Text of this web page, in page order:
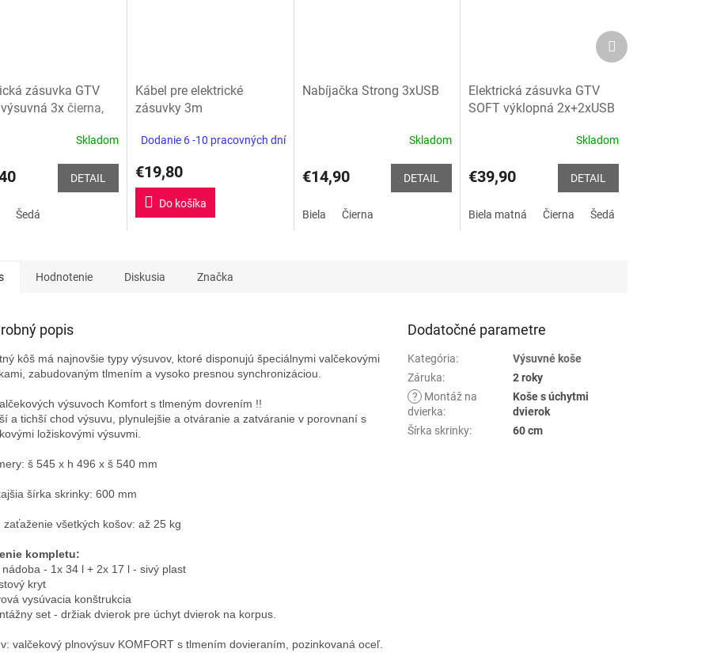
zásuvka GTV
3x čierna,
Skladom
DETAIL
Šedá
Kábel pre elektrické
zásuvky 3m
Dodanie 6 -10 pracovných dní
€19,80
Do košíka
Nabíjačka Strong 3xUSB
produktu
z
Skladom
€14,90 DETAIL
Biela Čierna
Elektrická zásuvka GTV
SOFT výklopná 2x+2xUSB
A+C, biela, šedá, čierna
produktu
z
Skladom
€39,90 DETAIL
Biela matná Čierna Šedá
Ďalší
produkt
Hodnotenie Diskusia Značka
popis
kôš má najnovšie typy výsuvov, ktoré disponujú špeciálnymi valčekovými
zabudovaným tlmením a vysoko presnou synchronizáciou.
výsuvoch Komfort s tlmeným dovrením !!
a tichší chod výsuvu, plynulejšie a otváranie a zatváranie v porovnaní s
ložiskovými výsuvmi.
š 545 x h 496 x š 540 mm
šírka skrinky: 600 mm
zaťaženie všetkých košov: až 25 kg
kompletu:
- 1x 34 l + 2x 17 l - sivý plast
kryt
vysúvacia konštrukcia
set - držiak dvierok pre úchyt dvierok na korpus.
valčekový plnovýsuv KOMFORT s tlmením dovieraním, pozinkovaná oceľ.
Dodatočné parametre
Kategória:
Výsuvné koše
Záruka:
2 roky
?
Montáž na
dvierka:
Koše s úchytmi
dvierok
Šírka skrinky: 60 cm